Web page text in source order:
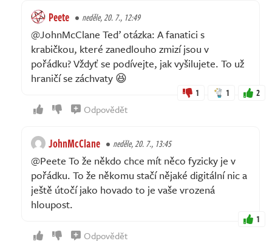
Peete neděle, 20. 7., 12:49
@JohnMcClane Teď otázka: A fanatici s
krabičkou, které zanedlouho zmizí jsou v
pořádku? Vždyť se podívejte, jak vyšilujete. To už
hraničí se záchvaty 😆
1 1 2
Odpovědět
JohnMcClane neděle, 20. 7., 13:45
@Peete To že někdo chce mít něco fyzicky je v
pořádku. To že někomu stačí nějaké digitální nic a
ještě útočí jako hovado to je vaše vrozená
hloupost.
1
Odpovědět